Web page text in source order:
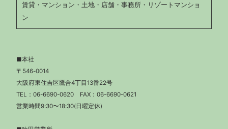
賃貸・マンション・土地・店舗・事務所・リゾートマンショ
ン
■本社
〒546-0014
大阪府東住吉区鷹合4丁目13番22号
TEL： 06-6690-0620 FAX：06-6690-0621
営業時間9:30〜18:30(日曜定休)